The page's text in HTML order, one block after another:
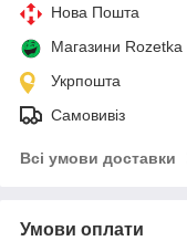
Нова Пошта
Магазини Rozetka
Укрпошта
Самовивіз
Всі умови доставки
Умови оплати